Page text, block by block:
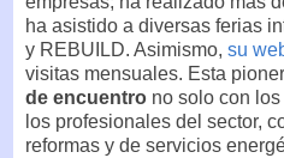
ha asistido a diversas ferias
y REBUILD. Asimismo, su
visitas mensuales. Esta
de encuentro no solo con
los profesionales del sector,
reformas y de servicios